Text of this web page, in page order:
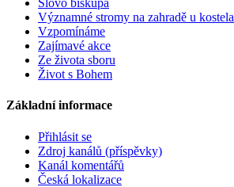
Slovo biskupa
Významné stromy na zahradě u kostela
Vzpomínáme
Zajímavé akce
Ze života sboru
Život s Bohem
Základní informace
Přihlásit se
Zdroj kanálů (příspěvky)
Kanál komentářů
Česká lokalizace